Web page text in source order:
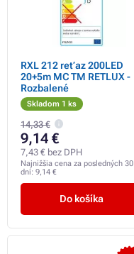
RXL 212 reťaz 200LED
20+5m MC TM RETLUX -
Rozbalené
Skladom 1 ks
14,33 €
9,14 €
7,43 € bez DPH
Najnižšia cena za posledných 30
dní: 9,14 €
Do košíka